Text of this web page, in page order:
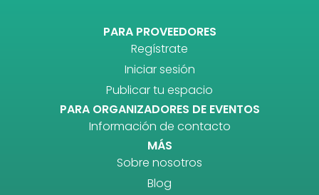
PARA PROVEEDORES
Regístrate
Iniciar sesión
Publicar tu espacio
PARA ORGANIZADORES DE EVENTOS
Información de contacto
MÁS
Sobre nosotros
Blog